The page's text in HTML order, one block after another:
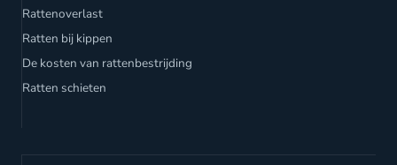
Rattenoverlast
Ratten bij kippen
De kosten van rattenbestrijding
Ratten schieten